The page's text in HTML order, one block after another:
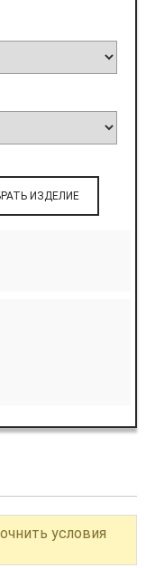
ИЗДЕЛИЕ
условия